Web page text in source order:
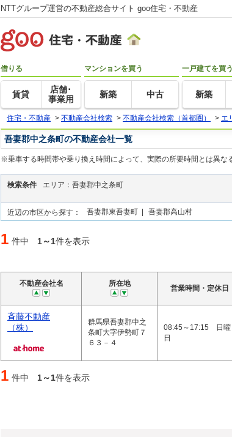
NTTグループ運営の不動産総合サイト goo住宅・不動産
借りる
賃貸
店舗･
事業用
マンションを買う
新築 中古
一戸建てを買う
新築
住宅・不動産 > 不動産会社検索 > 不動産会社検索（首都圏） > エ
吾妻郡中之条町の不動産会社一覧
※乗車する時間帯や乗り換え時間によって、実際の所要時間とは異な
検索条件 エリア：吾妻郡中之条町
近辺の市区から探す： 吾妻郡東吾妻町 | 吾妻郡高山村
1 件中 1～1件を表示
不動産会社名 所在地
営業時間・定休日
斉藤不動産
（株）
群馬県吾妻郡中之
条町大字伊勢町７
６３－４
08:45～17:15 日曜
日
1 件中 1～1件を表示